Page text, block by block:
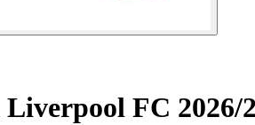
FC 2026/